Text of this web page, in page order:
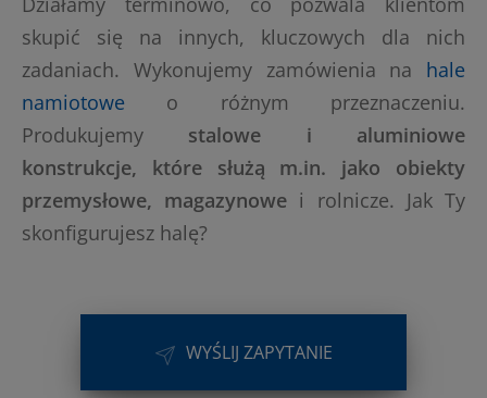
skupić się na innych, kluczowych dla nich
zadaniach. Wykonujemy zamówienia na hale
namiotowe o różnym przeznaczeniu.
Produkujemy stalowe i aluminiowe
konstrukcje, które służą m.in. jako obiekty
przemysłowe, magazynowe i rolnicze. Jak Ty
skonfigurujesz halę?
WYŚLIJ ZAPYTANIE